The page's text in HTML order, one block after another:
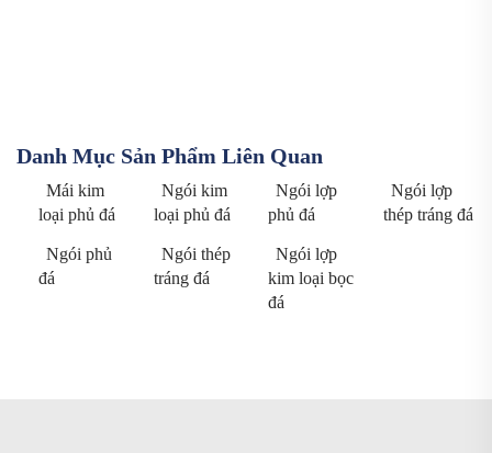
Danh Mục Sản Phẩm Liên Quan
Mái kim
loại phủ đá
Ngói kim
loại phủ đá
Ngói lợp
phủ đá
Ngói lợp
thép tráng đá
Ngói phủ
đá
Ngói thép
tráng đá
Ngói lợp
kim loại bọc
đá